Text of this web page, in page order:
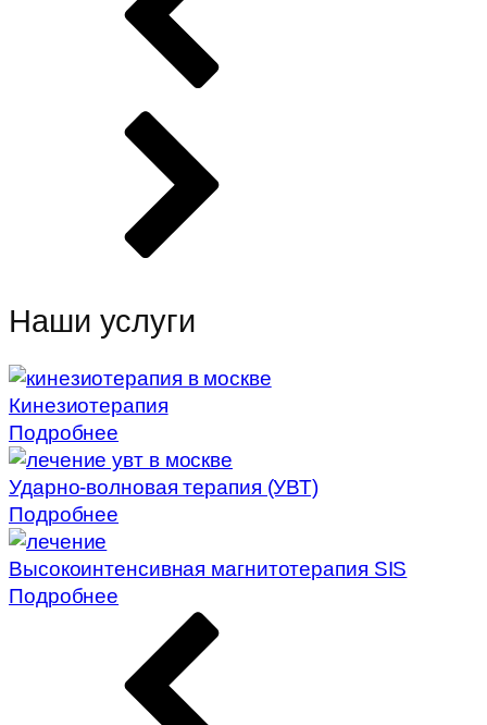
Наши услуги
Кинезиотерапия
Подробнее
Ударно-волновая терапия (УВТ)
Подробнее
Высокоинтенсивная магнитотерапия SIS
Подробнее